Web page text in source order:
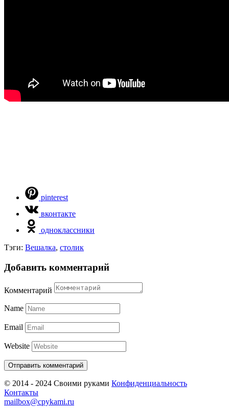
pinterest
вконтакте
одноклассники
Тэги: Вешалка, столик
Добавить комментарий
Комментарий
Name
Email
Website
© 2014 - 2024 Своими руками Конфиденциальность
Контакты
mailbox@cpykami.ru